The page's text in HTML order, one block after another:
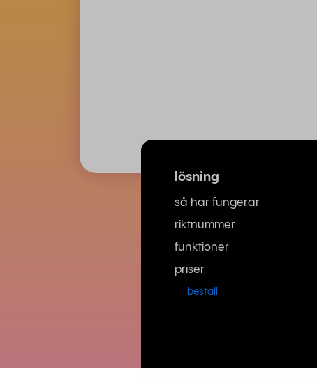
lösning
så här fungerar
riktnummer
funktioner
priser
beställ